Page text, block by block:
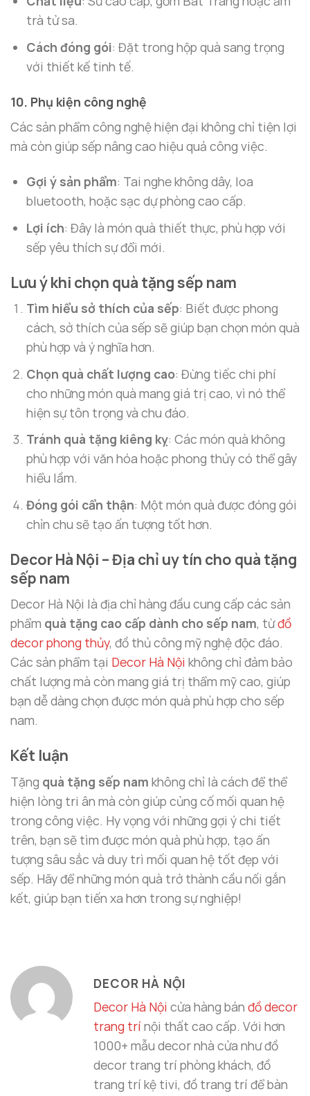
trà tử sa.
Cách đóng gói: Đặt trong hộp quà sang trọng
với thiết kế tinh tế.
10. Phụ kiện công nghệ
Các sản phẩm công nghệ hiện đại không chỉ tiện lợi
mà còn giúp sếp nâng cao hiệu quả công việc.
Gợi ý sản phẩm: Tai nghe không dây, loa
bluetooth, hoặc sạc dự phòng cao cấp.
Lợi ích: Đây là món quà thiết thực, phù hợp với
sếp yêu thích sự đổi mới.
Lưu ý khi chọn quà tặng sếp nam
Tìm hiểu sở thích của sếp: Biết được phong
cách, sở thích của sếp sẽ giúp bạn chọn món quà
phù hợp và ý nghĩa hơn.
Chọn quà chất lượng cao: Đừng tiếc chi phí
cho những món quà mang giá trị cao, vì nó thể
hiện sự tôn trọng và chu đáo.
Tránh quà tặng kiêng kỵ: Các món quà không
phù hợp với văn hóa hoặc phong thủy có thể gây
hiểu lầm.
Đóng gói cẩn thận: Một món quà được đóng gói
chỉn chu sẽ tạo ấn tượng tốt hơn.
Decor Hà Nội – Địa chỉ uy tín cho quà tặng
sếp nam
Decor Hà Nội là địa chỉ hàng đầu cung cấp các sản
phẩm quà tặng cao cấp dành cho sếp nam, từđồ
decor phong thủy, đồ thủ công mỹ nghệ độc đáo.
Các sản phẩm tại Decor Hà Nội không chỉ đảm bảo
chất lượng mà còn mang giá trị thẩm mỹ cao, giúp
bạn dễ dàng chọn được món quà phù hợp cho sếp
nam.
Kết luận
Tặng quà tặng sếp nam không chỉ là cách để thể
hiện lòng tri ân mà còn giúp củng cố mối quan hệ
trong công việc. Hy vọng với những gợi ý chi tiết
trên, bạn sẽ tìm được món quà phù hợp, tạo ấn
tượng sâu sắc và duy trì mối quan hệ tốt đẹp với
sếp. Hãy để những món quà trở thành cầu nối gắn
kết, giúp bạn tiến xa hơn trong sự nghiệp!
DECOR HÀ NỘI
Decor Hà Nội cửa hàng bán đồ decor
trang trí nội thất cao cấp. Với hơn
1000+ mẫu decor nhà cửa như đồ
decor trang trí phòng khách, đồ
trang trí kệ tivi, đồ trang trí để bàn